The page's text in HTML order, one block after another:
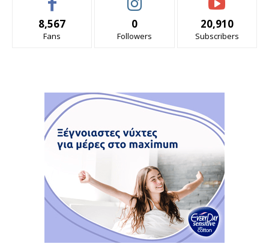
8,567
Fans
0
Followers
20,910
Subscribers